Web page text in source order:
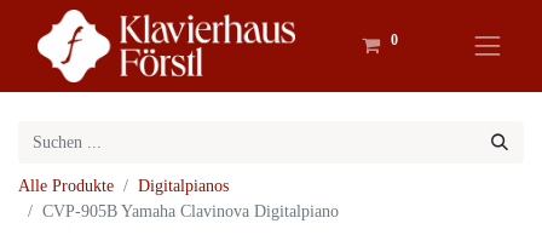
0
Alle Produkte
Digitalpianos
CVP-905B Yamaha Clavinova Digitalpiano